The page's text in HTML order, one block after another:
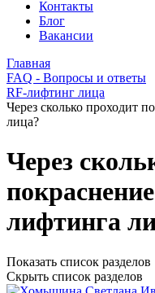
Контакты
Блог
Вакансии
Главная
FAQ - Вопросы и ответы
RF-лифтинг лица
Через сколько проходит
лица?
Через
лифтинга
Показать список разделов
Скрыть список разделов